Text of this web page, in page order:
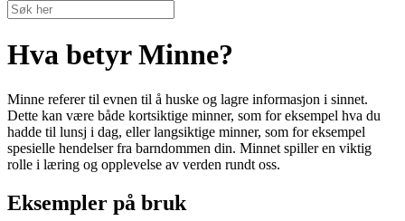
Hva betyr Minne?
Minne referer til evnen til å huske og lagre informasjon i sinnet.
Dette kan være både kortsiktige minner, som for eksempel hva du
hadde til lunsj i dag, eller langsiktige minner, som for eksempel
spesielle hendelser fra barndommen din. Minnet spiller en viktig
rolle i læring og opplevelse av verden rundt oss.
Eksempler på bruk